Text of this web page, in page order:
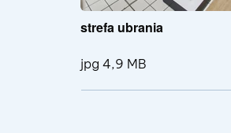
strefa ubrania
jpg 4,9 MB